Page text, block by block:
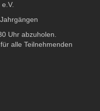
Uhr abzuholen.
alle Teilnehmenden